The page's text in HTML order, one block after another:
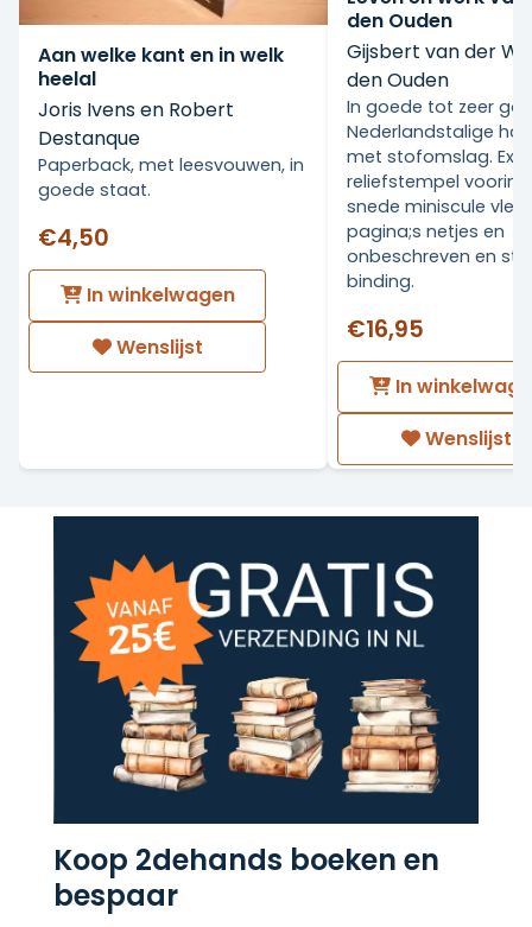
Aan welke kant en in welk
heelal
Joris Ivens en Robert
Destanque
Paperback, met leesvouwen, in
goede staat.
€4,50
In winkelwagen
Wenslijst
den Ouden
Gijsbert van der
den Ouden
In goede tot zeer
Nederlandstalige
met stofomslag. Ex
reliefstempel voorin.
snede miniscule
pagina;s netjes en
onbeschreven en
binding.
€16,95
In
Wenslijst
Koop 2dehands boeken en
bespaar